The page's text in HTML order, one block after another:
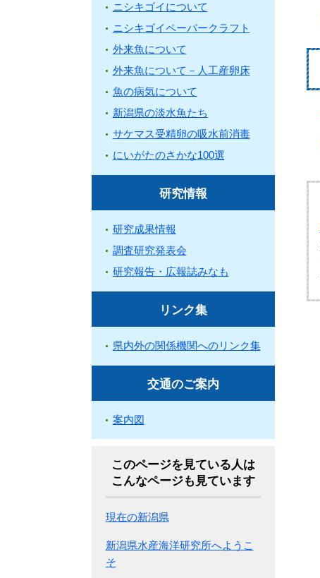
ニシキゴイについて
ニシキゴイペーパークラフト
外来魚について
外来魚について－人工産卵床
魚の病気について
新潟県の淡水魚たち
サケマス受精卵の吸水前消毒
にいがたのさかな100選
研究情報
研究成果情報
調査研究発表会
研究報告・広報誌みなも
リンク集
県内外の関係機関へのリンク集
交通のご案内
案内図
このページを見ている人は
こんなページも見ています
現在の新潟県
新潟県水産海洋研究所へようこ
そ